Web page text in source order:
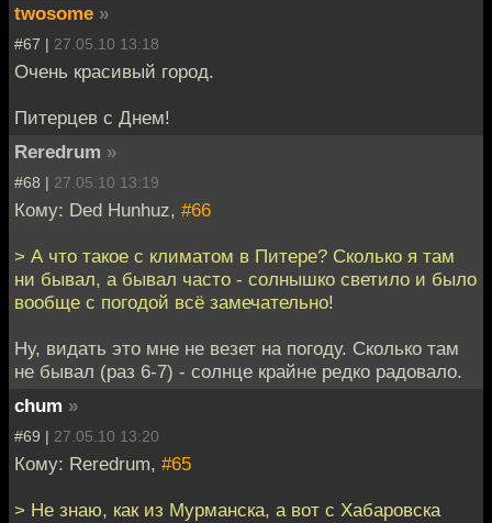
twosome »
#67 | 27.05.10 13:18
Очень красивый город.
Питерцев с Днем!
Reredrum »
#68 | 27.05.10 13:19
Кому: Ded Hunhuz, #66
> А что такое с климатом в Питере? Сколько я там
ни бывал, а бывал часто - солнышко светило и было
вообще с погодой всё замечательно!
Ну, видать это мне не везет на погоду. Сколько там
не бывал (раз 6-7) - солнце крайне редко радовало.
chum »
#69 | 27.05.10 13:20
Кому: Reredrum, #65
> Не знаю, как из Мурманска, а вот с Хабаровска